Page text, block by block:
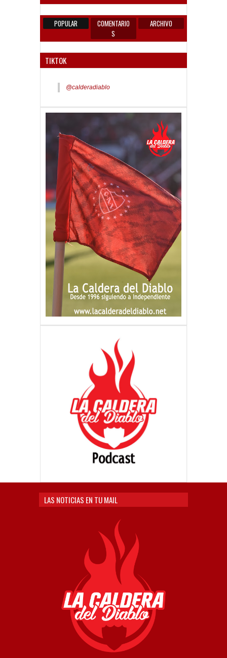
POPULAR
COMENTARIO
S
ARCHIVO
TIKTOK
@calderadiablo
LAS NOTICIAS EN TU MAIL